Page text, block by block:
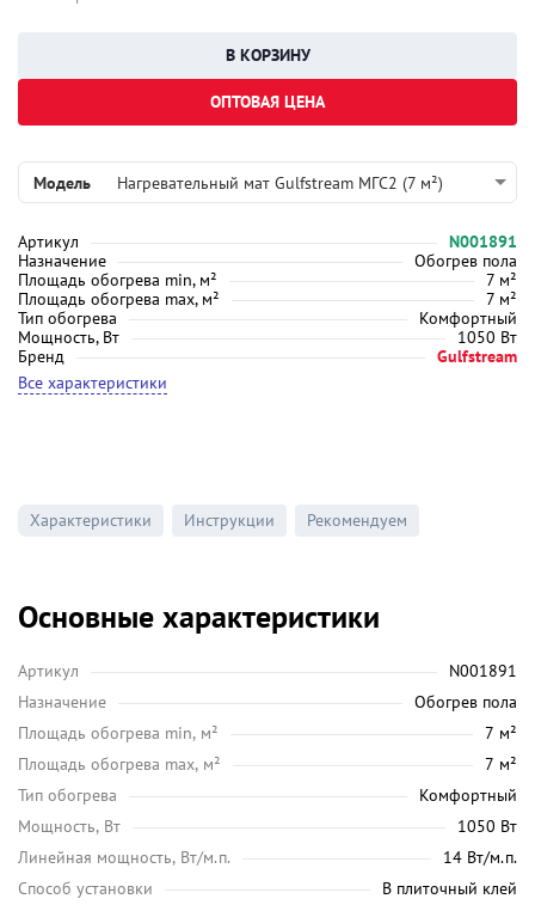
Модель Нагревательный мат Gulfstream МГС2 (7 м²)
Артикул
N001891
Назначение
Обогрев пола
Площадь обогрева min, м²
7 м²
Площадь обогрева max, м²
7 м²
Тип обогрева
Комфортный
Мощность, Вт
1050 Вт
Бренд
Gulfstream
Все характеристики
ОПТОВАЯ ЦЕНА
Характеристики Инструкции Рекомендуем
Основные характеристики
Артикул
N001891
Назначение
Обогрев пола
Площадь обогрева min, м²
7 м²
Площадь обогрева max, м²
7 м²
Тип обогрева
Комфортный
Мощность, Вт
1050 Вт
Линейная мощность, Вт/м.п.
14 Вт/м.п.
Способ установки
В плиточный клей